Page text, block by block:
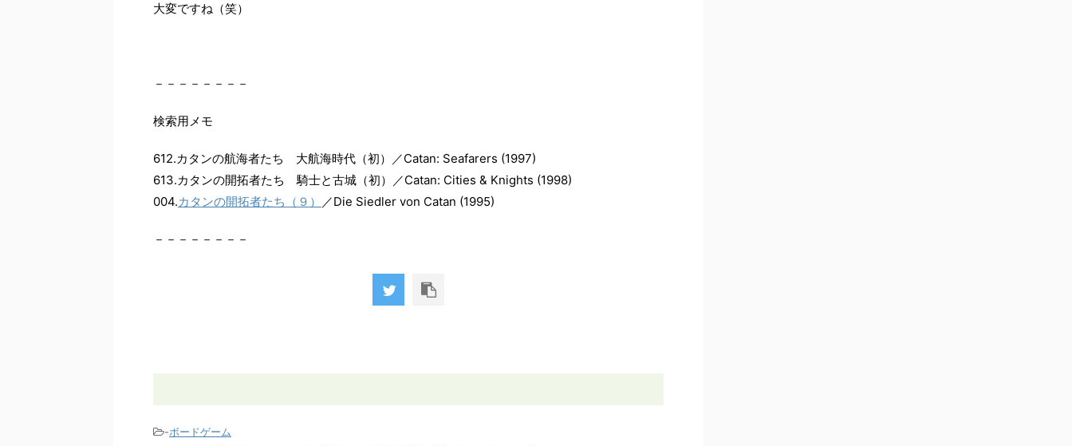
大変ですね（笑）
－－－－－－－－
検索用メモ
612.カタンの航海者たち 大航海時代（初）／Catan: Seafarers (1997)
613.カタンの開拓者たち 騎士と古城（初）／Catan: Cities & Knights (1998)
004.カタンの開拓者たち（９） ／Die Siedler von Catan (1995)
－－－－－－－－
-ボードゲーム